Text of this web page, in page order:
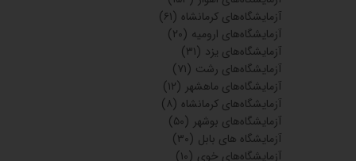
آزمایشگاه‌های کرمانشاه (۶۱)
آزمایشگاه‌های ارومیه (۲۰)
آزمایشگاه‌های یزد (۳۱)
آزمایشگاه‌های رشت (۷۱)
آزمایشگاه‌های ماهشهر (۱۲)
آزمایشگاه‌های کرمانشاه (۸)
آزمایشگاه‌های بوشهر (۵۰)
آزمایشگاه های بابل (۳۰)
آزمایشگاه‌های خوی (۱۰)